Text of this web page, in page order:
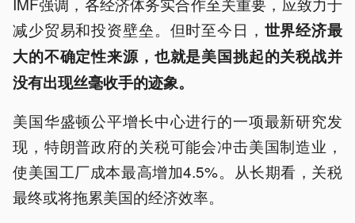
减少贸易和投资壁垒。但时至今日， 世界经济最
大的不确定性来源，也就是美国挑起的关税战并
没有出现丝毫收手的迹象。
美国华盛顿公平增长中心进行的一项最新研究发
现，特朗普政府的关税可能会冲击美国制造业，
使美国工厂成本最高增加4.5%。从长期看，关税
最终或将拖累美国的经济效率。